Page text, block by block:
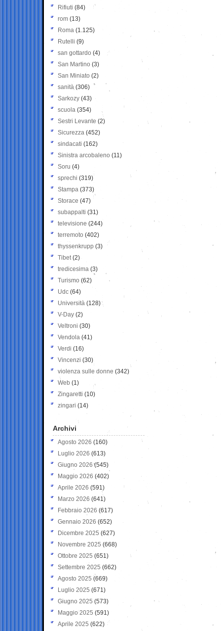
Rifiuti (84)
rom (13)
Roma (1.125)
Rutelli (9)
san gottardo (4)
San Martino (3)
San Miniato (2)
sanità (306)
Sarkozy (43)
scuola (354)
Sestri Levante (2)
Sicurezza (452)
sindacati (162)
Sinistra arcobaleno (11)
Soru (4)
sprechi (319)
Stampa (373)
Storace (47)
subappalti (31)
televisione(244)
terremoto (402)
thyssenkrupp (3)
Tibet(2)
tredicesima (3)
Turismo (62)
Udc (64)
Università (128)
V-Day (2)
Veltroni (30)
Vendola (41)
Verdi (16)
Vincenzi (30)
violenza sulle donne (342)
Web (1)
Zingaretti (10)
zingari (14)
Archivi
Agosto 2026 (160)
Luglio 2026 (613)
Giugno 2026 (545)
Maggio 2026 (402)
Aprile 2026 (591)
Marzo 2026 (641)
Febbraio 2026 (617)
Gennaio 2026 (652)
Dicembre 2025 (627)
Novembre 2025 (668)
Ottobre 2025 (651)
Settembre 2025 (662)
Agosto 2025 (669)
Luglio 2025 (671)
Giugno 2025 (573)
Maggio 2025 (591)
Aprile 2025 (622)